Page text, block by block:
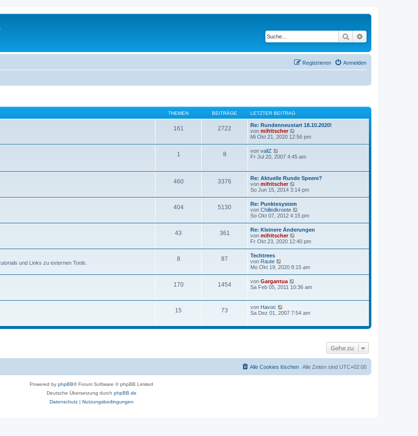
Suche
Anmelden
Registrieren
THEMEN BEITRÄGE LETZTER BEITRAG
161 2722
Re: Rundenneustart 18.10.2020!
von mifritscher
e
s
t
r
B
i
a
g
Mi Okt 21, 2020 12:56 pm
1 8 von vallZ
e
s
t
e
r
B
e
i
t
g
Fr Jul 20, 2007 4:45 am
460 3376
Re: Aktuelle Runde Speere?
von mifritscher
e
s
t
e
r
B
i
t
g
So Jun 15, 2014 3:14 pm
404 5130
Re: Punktesystem
von Chilledkroete
e
s
t
e
r
i
t
a
g
So Okt 07, 2012 4:15 pm
43 361
Re: Kleinere Änderungen
von mifritscher
e
t
e
r
e
t
a
g
Fr Okt 23, 2020 12:40 pm
und Links zu externen Tools.
8 87
Techtrees
von Raute
e
s
t
r
B
e
t
r
Mo Okt 19, 2020 8:15 am
170 1454 von Gargantua
e
t
e
B
Sa Feb 05, 2011 10:36 am
15 73 von Havoc
e
s
e
i
t
r
Sa Dez 01, 2007 7:54 am
Gehe zu
Alle Zeiten sind UTC+02:00
Alle Cookies löschen
Powered by phpBB® Forum Software © phpBB Limited
Deutsche Übersetzung durch phpBB.de
Datenschutz| Nutzungsbedingungen